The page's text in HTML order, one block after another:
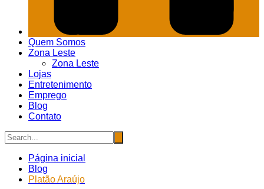
Quem Somos
Zona Leste
Zona Leste
Lojas
Entretenimento
Emprego
Blog
Contato
Página inicial
Blog
Platão Araújo